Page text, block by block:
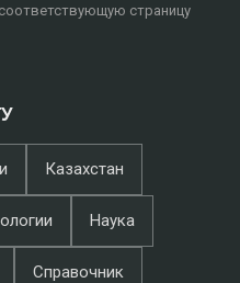
страницу
Казахстан
Наука
Справочник